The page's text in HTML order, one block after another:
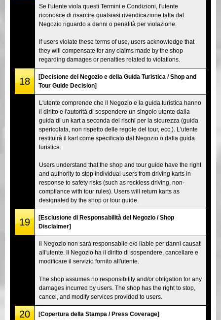
Se l'utente viola questi Termini e Condizioni, l'utente
riconosce di risarcire qualsiasi rivendicazione fatta dal
Negozio riguardo a danni o penalità per violazione.
If users violate these terms of use, users acknowledge that
they will compensate for any claims made by the shop
regarding damages or penalties related to violations.
18
[Decisione del Negozio e della Guida Turistica / Shop and
Tour Guide Decision]
L'utente comprende che il Negozio e la guida turistica hanno
il diritto e l'autorità di sospendere un singolo utente dalla
guida di un kart a seconda dei rischi per la sicurezza (guida
spericolata, non rispetto delle regole del tour, ecc.). L'utente
restituirà il kart come specificato dal Negozio o dalla guida
turistica.
Users understand that the shop and tour guide have the right
and authority to stop individual users from driving karts in
response to safety risks (such as reckless driving, non-
compliance with tour rules). Users will return karts as
designated by the shop or tour guide.
19
[Esclusione di Responsabilità del Negozio / Shop
Disclaimer]
Il Negozio non sarà responsabile e/o liable per danni causati
all'utente. Il Negozio ha il diritto di sospendere, cancellare e
modificare il servizio fornito all'utente.
The shop assumes no responsibility and/or obligation for any
damages incurred by users. The shop has the right to stop,
cancel, and modify services provided to users.
20 [Copertura della Stampa / Press Coverage]